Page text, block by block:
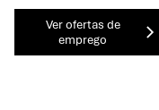
Ver ofertas de
emprego